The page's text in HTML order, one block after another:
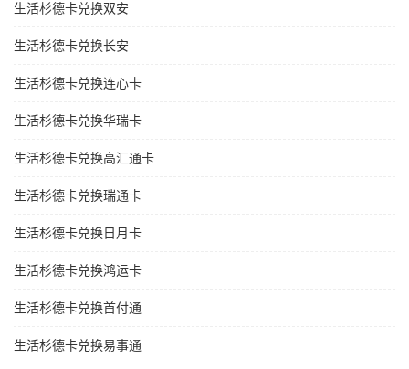
生活杉德卡兑换双安
生活杉德卡兑换长安
生活杉德卡兑换连心卡
生活杉德卡兑换华瑞卡
生活杉德卡兑换高汇通卡
生活杉德卡兑换瑞通卡
生活杉德卡兑换日月卡
生活杉德卡兑换鸿运卡
生活杉德卡兑换首付通
生活杉德卡兑换易事通